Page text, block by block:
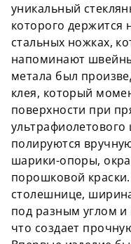
уникальный
которого
стальных ножках,
напоминают
метала был
клея, который
поверхности при
полируются
шарики-опоры,
порошковой
столешнице,
под разным углом и
что создает